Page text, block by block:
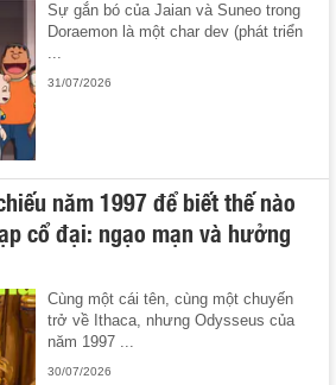
Sự gắn bó của Jaian và Suneo trong
Doraemon là một char dev (phát triển
...
31/07/2026
năm 1997 để biết thế nào
cổ đại: ngạo mạn và hưởng
Cùng một cái tên, cùng một chuyến
trở về Ithaca, nhưng Odysseus của
năm 1997 ...
30/07/2026